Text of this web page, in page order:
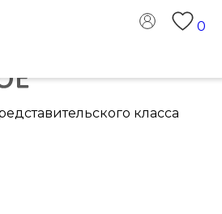
0
класса